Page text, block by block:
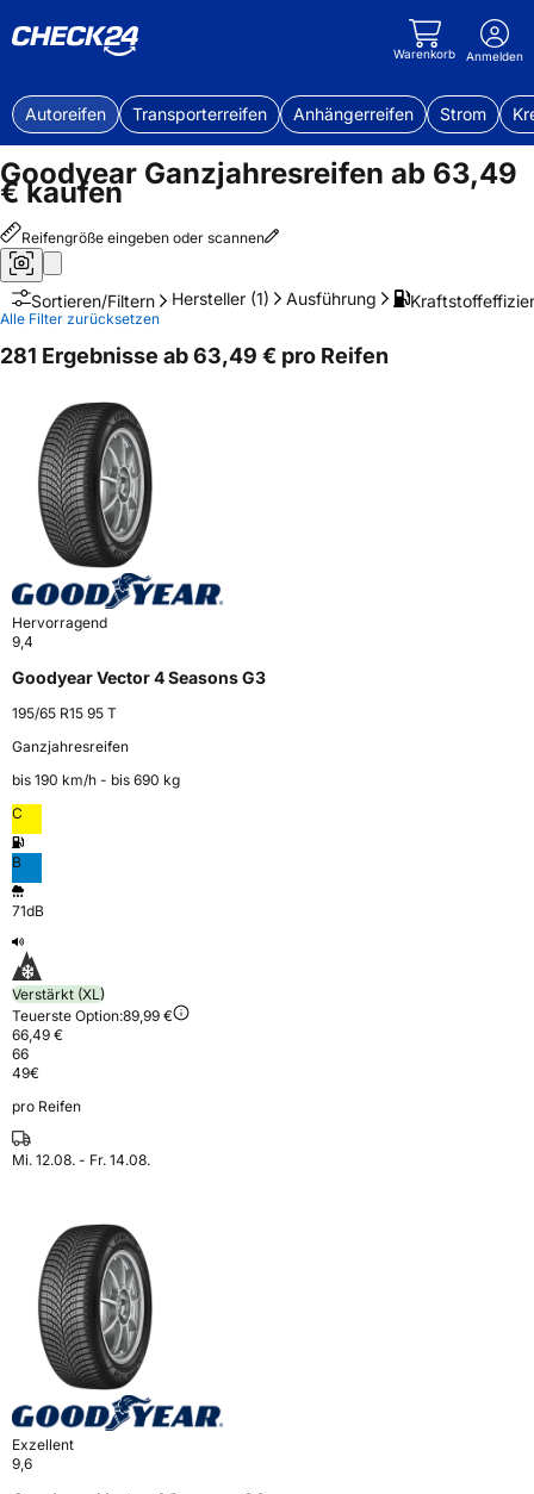
Warenkorb Anmelden
Autoreifen Transporterreifen Anhängerreifen Strom
Goodyear Ganzjahresreifen ab 63,49
€ kaufen
Reifengröße eingeben oder scannen
Sortieren/Filtern Hersteller (1) Ausführung
Alle Filter zurücksetzen
281 Ergebnisse ab 63,49 € pro Reifen
Hervorragend
9,4
Goodyear Vector 4 Seasons G3
195/65 R15 95 T
Ganzjahresreifen
bis 190 km⁠/⁠h - bis 690 kg
C
B
71dB
Verstärkt (XL)
Teuerste Option:89,99 €
66,49 €
66
49€
pro Reifen
Mi. 12.08. - Fr. 14.08.
Exzellent
9,6